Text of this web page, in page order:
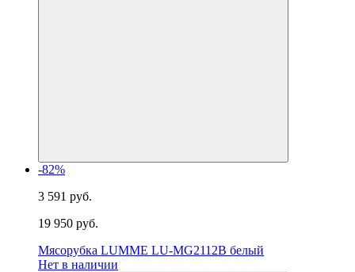
-82%
3 591 руб.
19 950 руб.
Мясорубка LUMME LU-MG2112B белый
Нет в наличии